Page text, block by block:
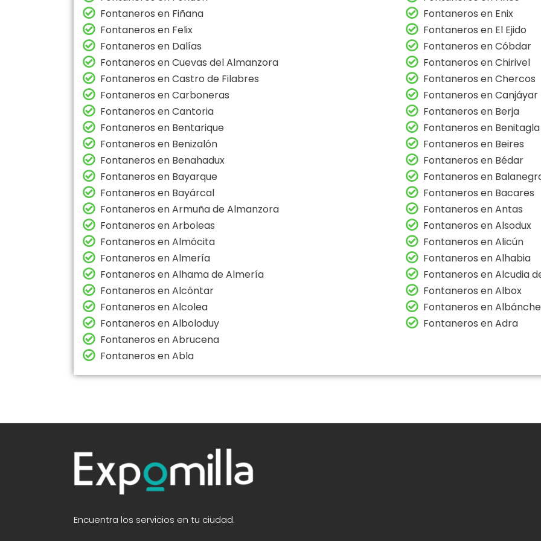
Fontaneros en Fiñana
Fontaneros en Enix
Fontaneros en Felix
Fontaneros en El Ejido
Fontaneros en Dalías
Fontaneros en Cóbdar
Fontaneros en Cuevas del Almanzora
Fontaneros en Chirivel
Fontaneros en Castro de Filabres
Fontaneros en Chercos
Fontaneros en Carboneras
Fontaneros en Canjáyar
Fontaneros en Cantoria
Fontaneros en Berja
Fontaneros en Bentarique
Fontaneros en Benitagla
Fontaneros en Benizalón
Fontaneros en Beires
Fontaneros en Benahadux
Fontaneros en Bédar
Fontaneros en Bayarque
Fontaneros en
Fontaneros en Bayárcal
Fontaneros en Bacares
Fontaneros en Armuña de Almanzora
Fontaneros en Antas
Fontaneros en Arboleas
Fontaneros en Alsodux
Fontaneros en Almócita
Fontaneros en Alicún
Fontaneros en Almería
Fontaneros en Alhabia
Fontaneros en Alhama de Almería
Fontaneros en Alcudia
Fontaneros en Alcóntar
Fontaneros en Albox
Fontaneros en Alcolea
Fontaneros en
Fontaneros en Alboloduy
Fontaneros en Adra
Fontaneros en Abrucena
Fontaneros en Abla
Encuentra los servicios en tu ciudad.